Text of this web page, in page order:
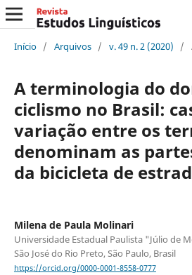
Início / Arquivos / v. 49 n. 2 (2020) /
A terminologia do
ciclismo no Brasil:
variação entre os
denominam as
da bicicleta de
Milena de Paula Molinari
Universidade Estadual Paulista "Júlio de
São José do Rio Preto, São Paulo, Brasil
https://orcid.org/0000-0001-8558-0777